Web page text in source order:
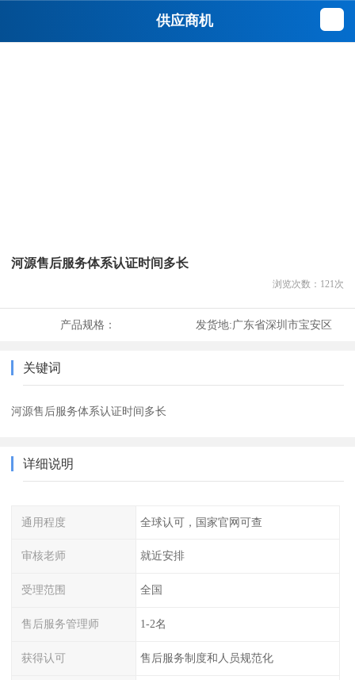
供应商机
河源售后服务体系认证时间多长
浏览次数： 121 次
产品规格： 发货地:广东省深圳市宝安区
关键词
河源售后服务体系认证时间多长
详细说明
通用程度 全球认可，国家官网可查
审核老师 就近安排
受理范围 全国
售后服务管理师 1-2名
获得认可 售后服务制度和人员规范化